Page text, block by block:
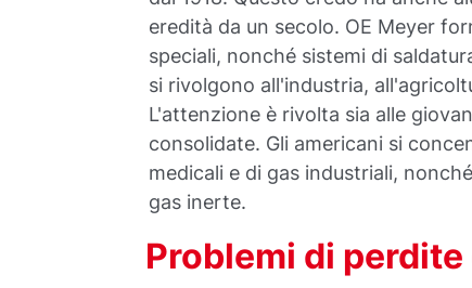
eredità da un secolo. OE Meyer
speciali, nonché sistemi di
si rivolgono all'industria,
L'attenzione è rivolta sia alle
consolidate. Gli americani si
medicali e di gas industriali,
gas inerte.
Problemi di